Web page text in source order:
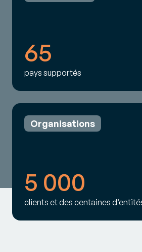
65
pays supportés
Organisations
5 000
clients et des centaines